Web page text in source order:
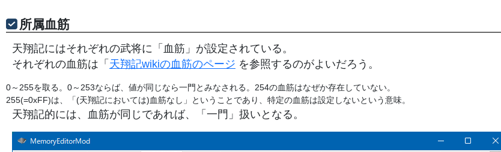
所属血筋
天翔記にはそれぞれの武将に「血筋」が設定されている。
それぞれの血筋は「 天翔記wikiの血筋のページ を参照するのがよいだろう。
0～255を取る。0～253ならば、値が同じなら一門とみなされる。254の血筋はなぜか存在していない。
255(=0xFF)は、「(天翔記においては)血筋なし」ということであり、特定の血筋は設定しないという意味。
天翔記的には、血筋が同じであれば、「一門」扱いとなる。